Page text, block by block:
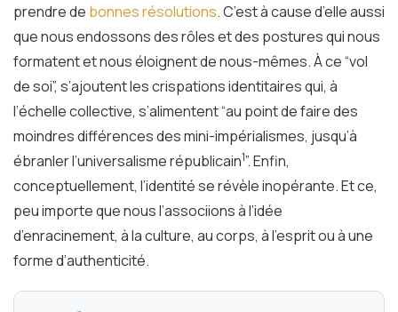
prendre de bonnes résolutions. C’est à cause d’elle aussi
que nous endossons des rôles et des postures qui nous
formatent et nous éloignent de nous-mêmes. À ce “vol
de soi”, s’ajoutent les crispations identitaires qui, à
l’échelle collective, s’alimentent “au point de faire des
moindres différences des mini-impérialismes, jusqu’à
ébranler l’universalisme républicain1”. Enfin,
conceptuellement, l’identité se révèle inopérante. Et ce,
peu importe que nous l’associions à l’idée
d’enracinement, à la culture, au corps, à l’esprit ou à une
forme d’authenticité.